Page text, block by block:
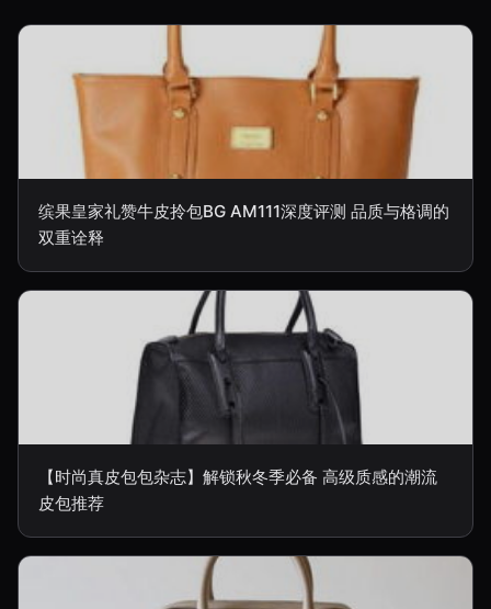
缤果皇家礼赞牛皮拎包BG AM111深度评测 品质与格调的
双重诠释
【时尚真皮包包杂志】解锁秋冬季必备 高级质感的潮流
皮包推荐